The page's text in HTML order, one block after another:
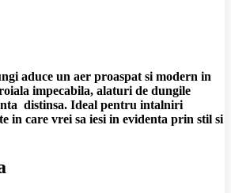
aduce un aer proaspat si modern in
impecabila, alaturi de dungile
distinsa. Ideal pentru intalniri
in care vrei sa iesi in evidenta prin stil si